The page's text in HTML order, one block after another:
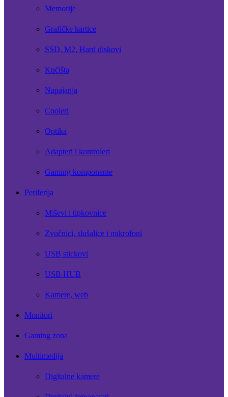
Memorije
Grafičke kartice
SSD, M2, Hard diskovi
Kućišta
Napajanja
Cooleri
Optika
Adapteri i kontroleri
Gaming komponente
Periferija
Miševi i tipkovnice
Zvučnici, slušalice i mikrofoni
USB stickovi
USB HUB
Kamere, web
Monitori
Gaming zona
Multimedija
Digitalne kamere